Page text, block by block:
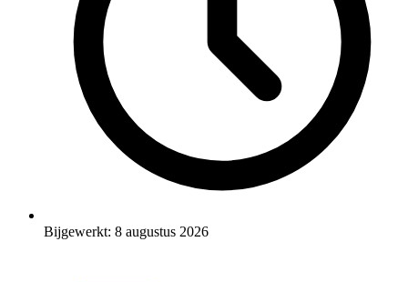
Bijgewerkt: 8 augustus 2026